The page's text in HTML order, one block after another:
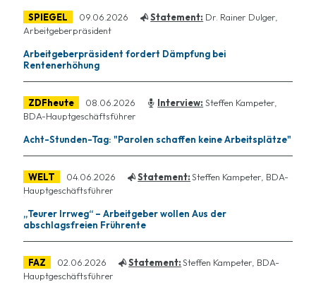
SPIEGEL 09.06.2026 Statement: Dr. Rainer Dulger,
Arbeitgeberpräsident
Arbeitgeberpräsident fordert Dämpfung bei
Rentenerhöhung
ZDFheute 08.06.2026 Interview: Steffen Kampeter,
BDA-Hauptgeschäftsführer
Acht-Stunden-Tag: "Parolen schaffen keine Arbeitsplätze"
WELT 04.06.2026 Statement:Steffen Kampeter, BDA-
Hauptgeschäftsführer
„Teurer Irrweg“ – Arbeitgeber wollen Aus der
abschlagsfreien Frührente
FAZ 02.06.2026 Statement:Steffen Kampeter, BDA-
Hauptgeschäftsführer